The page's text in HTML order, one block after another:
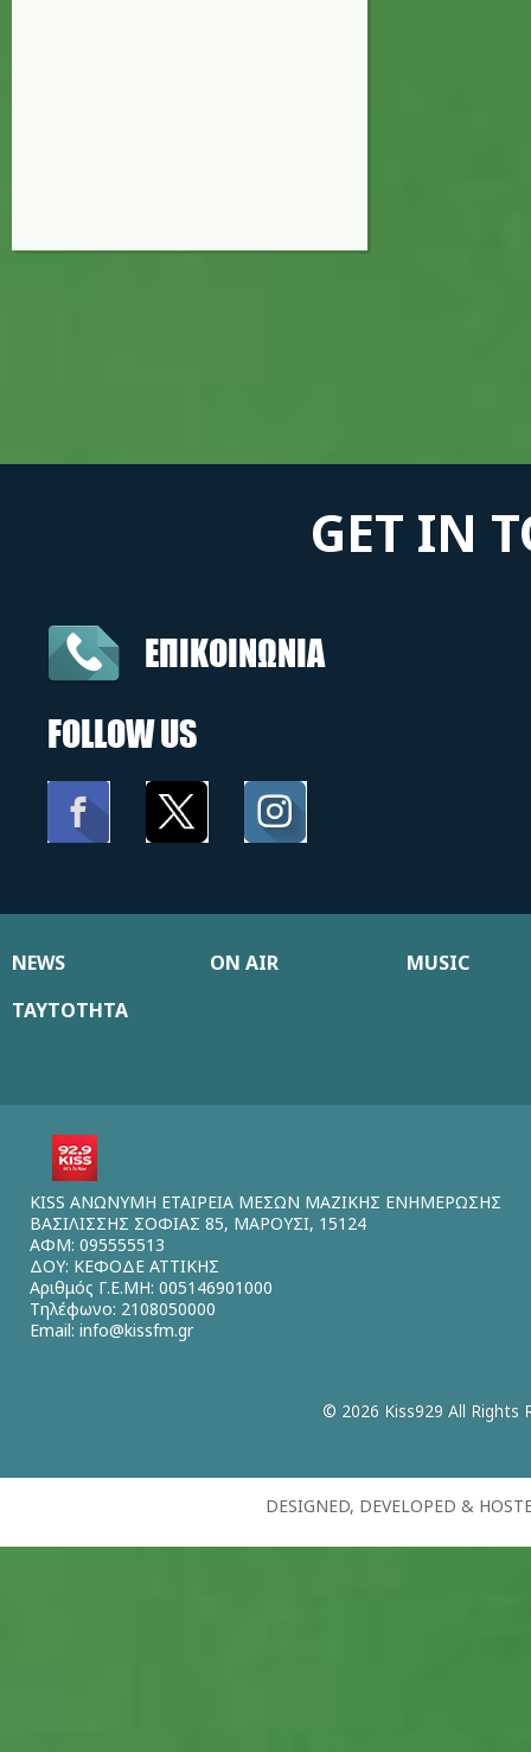
GET IN
ΕΠΙΚΟΙΝΩΝΙΑ
FOLLOW US
NEWS ON AIR
MUSIC
ΤΑΥΤΟΤΗΤΑ
KISS ΑΝΩΝΥΜΗ ΕΤΑΙΡΕΙΑ ΜΕΣΩΝ ΜΑΖΙΚΗΣ ΕΝΗΜΕΡΩΣΗΣ
ΒΑΣΙΛΙΣΣΗΣ ΣΟΦΙΑΣ 85, ΜΑΡΟΥΣΙ, 15124
ΑΦΜ: 095555513
ΔΟΥ: ΚΕΦΟΔΕ ΑΤΤΙΚΗΣ
Αριθμός Γ.Ε.ΜΗ: 005146901000
Τηλέφωνο: 2108050000
Email: info@kissfm.gr
© 2026 Kiss929 All Rights
DESIGNED, DEVELOPED &